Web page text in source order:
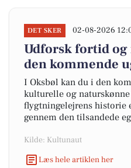
DET SKER 02-08-2026
Udforsk fortid
den kommende
I Oksbøl kan du i den
kulturelle og
flygtningelejrens historie
gennem den tilsandede
Kilde: Kultunaut
Læs hele artiklen her